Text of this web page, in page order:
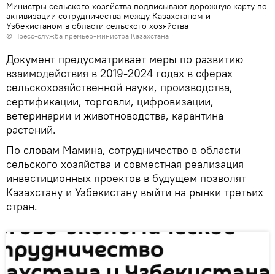
Министры сельского хозяйства подписывают дорожную карту по
активизации сотрудничества между Казахстаном и
Узбекистаном в области сельского хозяйства
© Пресс-служба премьер-министра Казахстана
Документ предусматривает меры по развитию
взаимодействия в 2019-2024 годах в сферах
сельскохозяйственной науки, производства,
сертификации, торговли, цифровизации,
ветеринарии и животноводства, карантина
растений.
По словам Мамина, сотрудничество в области
сельского хозяйства и совместная реализация
инвестиционных проектов в будущем позволят
Казахстану и Узбекистану выйти на рынки третьих
стран.